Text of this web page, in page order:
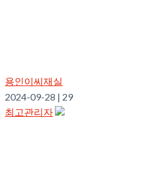
용인이씨재실
2024-09-28 | 29
최고관리자